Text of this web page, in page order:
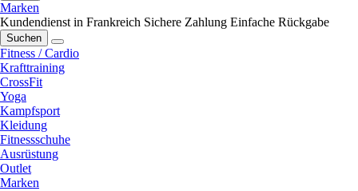
Marken
Kundendienst in Frankreich Sichere Zahlung Einfache Rückgabe
Suchen
Fitness / Cardio
Krafttraining
CrossFit
Yoga
Kampfsport
Kleidung
Fitnessschuhe
Ausrüstung
Outlet
Marken